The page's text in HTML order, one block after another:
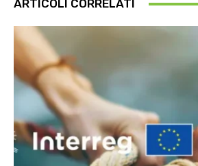
ARTICOLI CORRELATI